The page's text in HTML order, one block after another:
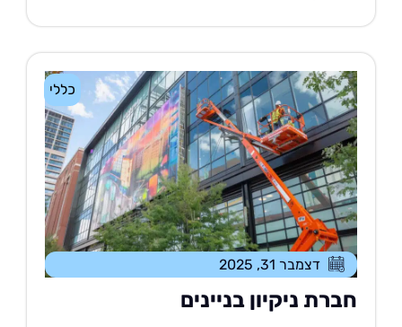
כללי
דצמבר 31, 2025
ניקיון בניינים